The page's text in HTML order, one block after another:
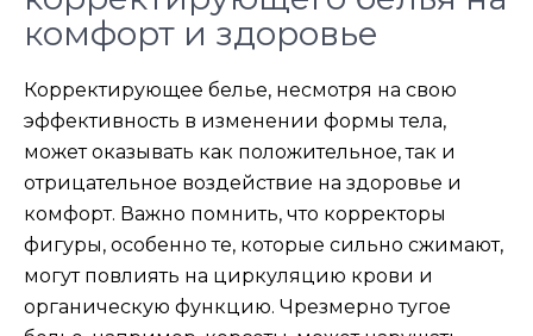
комфорт и здоровье
Корректирующее белье, несмотря на свою
эффективность в изменении формы тела,
может оказывать как положительное, так и
отрицательное воздействие на здоровье и
комфорт. Важно помнить, что корректоры
фигуры, особенно те, которые сильно сжимают,
могут повлиять на циркуляцию крови и
органическую функцию. Чрезмерно тугое